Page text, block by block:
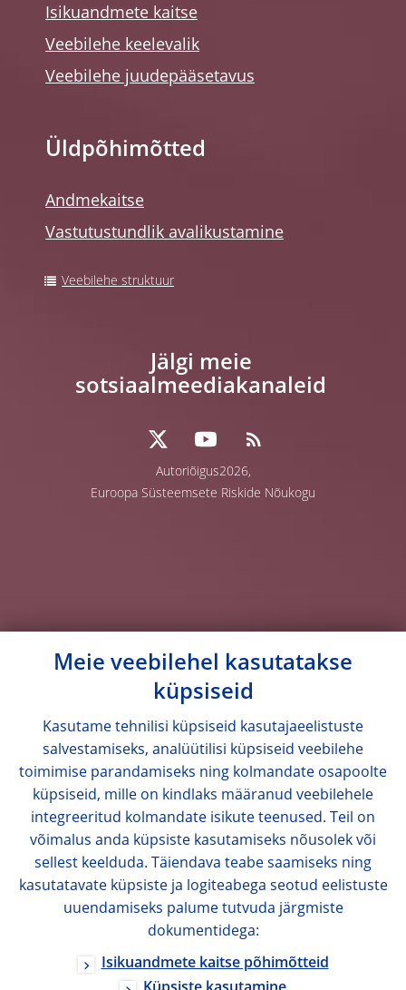
Isikuandmete kaitse
Veebilehe keelevalik
Veebilehe juudepääsetavus
Üldpõhimõtted
Andmekaitse
Vastutustundlik avalikustamine
Veebilehe struktuur
Autoriõigus2026,
Euroopa Süsteemsete Riskide Nõukogu
Jälgi meie
sotsiaalmeediakanaleid
Meie veebilehel kasutatakse
küpsiseid
Kasutame tehnilisi küpsiseid kasutajaeelistuste
salvestamiseks, analüütilisi küpsiseid veebilehe
toimimise parandamiseks ning kolmandate osapoolte
küpsiseid, mille on kindlaks määranud veebilehele
integreeritud kolmandate isikute teenused. Teil on
võimalus anda küpsiste kasutamiseks nõusolek või
sellest keelduda. Täiendava teabe saamiseks ning
kasutatavate küpsiste ja logiteabega seotud eelistuste
uuendamiseks palume tutvuda järgmiste
dokumentidega:
Isikuandmete kaitse põhimõtteid